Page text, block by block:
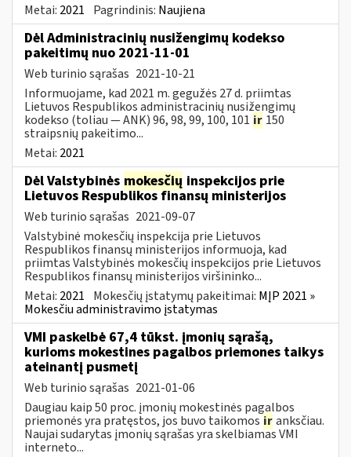
Metai: 2021 Pagrindinis: Naujiena
Dėl Administracinių nusižengimų kodekso
pakeitimų nuo 2021-11-01
Web turinio sąrašas 2021-10-21
Informuojame, kad 2021 m. gegužės 27 d. priimtas
Lietuvos Respublikos administracinių nusižengimų
kodekso (toliau — ANK) 96, 98, 99, 100, 101 ir 150
straipsnių pakeitimo...
Metai: 2021
Dėl Valstybinės mokesčių inspekcijos prie
Lietuvos Respublikos finansų ministerijos
Web turinio sąrašas 2021-09-07
Valstybinė mokesčių inspekcija prie Lietuvos
Respublikos finansų ministerijos informuoja, kad
priimtas Valstybinės mokesčių inspekcijos prie Lietuvos
Respublikos finansų ministerijos viršininko...
Metai: 2021 Mokesčių įstatymų pakeitimai: MĮP 2021 »
Mokesčiu administravimo įstatymas
VMI paskelbė 67,4 tūkst. įmonių sąrašą,
kurioms mokestines pagalbos priemones taikys
ateinantį pusmetį
Web turinio sąrašas 2021-01-06
Daugiau kaip 50 proc. įmonių mokestinės pagalbos
priemonės yra pratęstos, jos buvo taikomos iranksčiau.
Naujai sudarytas įmonių sąrašas yra skelbiamas VMI
interneto...